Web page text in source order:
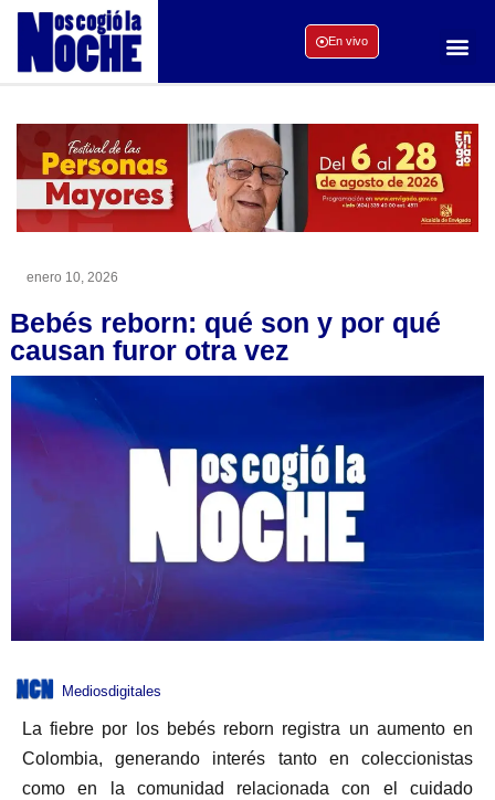
En vivo
enero 10, 2026
Bebés reborn: qué son y por qué
causan furor otra vez
Mediosdigitales
La fiebre por los bebés reborn registra un aumento en
Colombia, generando interés tanto en coleccionistas
como en la comunidad relacionada con el cuidado